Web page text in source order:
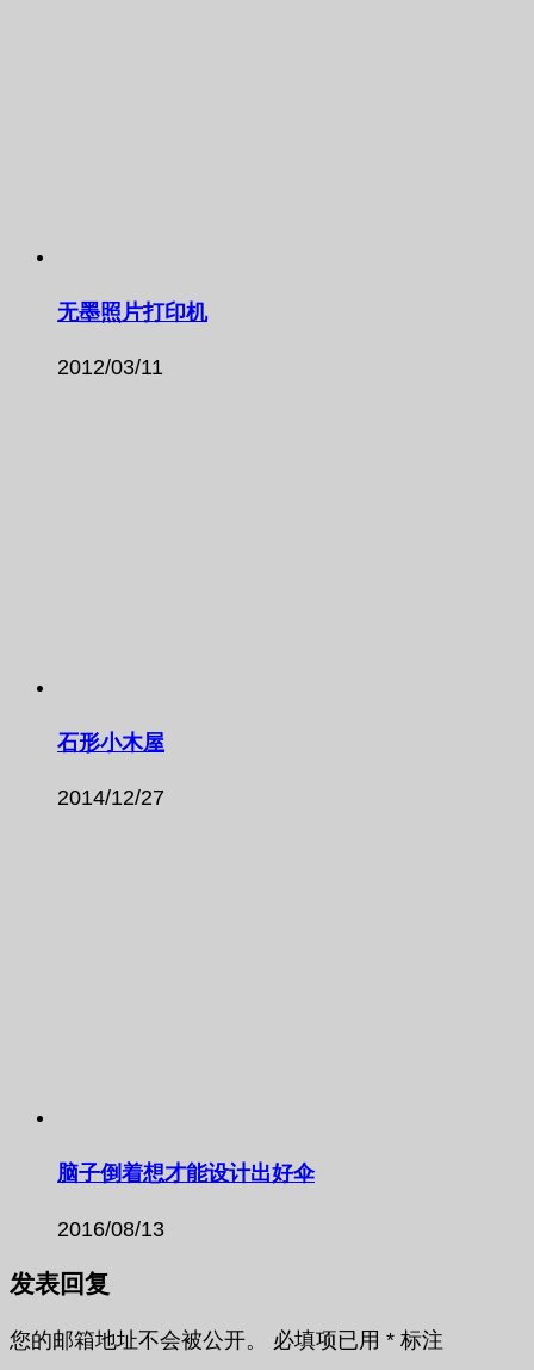
无墨照片打印机
2012/03/11
石形小木屋
2014/12/27
脑子倒着想才能设计出好伞
2016/08/13
发表回复
您的邮箱地址不会被公开。 必填项已用 * 标注